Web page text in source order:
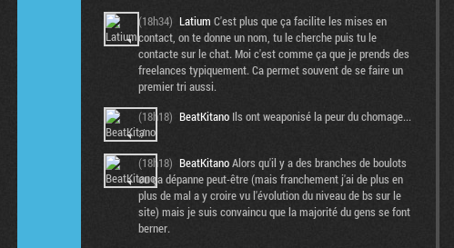
(18h34) Latium C'est plus que ça facilite les mises en
contact, on te donne un nom, tu le cherche puis tu le
contacte sur le chat. Moi c'est comme ça que je prends des
freelances typiquement. Ca permet souvent de se faire un
premier tri aussi.
(18h18) BeatKitano Ils ont weaponisé la peur du chomage...
:/
(18h18) BeatKitanoAlors qu'il y a des branches de boulots
ou ça dépanne peut-être (mais franchement j'ai de plus en
plus de mal a y croire vu l'évolution du niveau de bs sur le
site) mais je suis convaincu que la majorité du gens se font
berner.